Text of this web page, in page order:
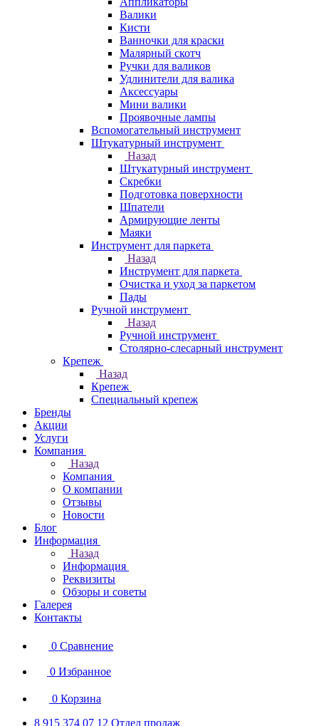
Валики
Кисти
Ванночки для краски
Малярный скотч
Ручки для валиков
Удлинители для валика
Аксессуары
Мини валики
Проявочные лампы
Вспомогательный инструмент
Штукатурный инструмент
Назад
Штукатурный инструмент
Скребки
Подготовка поверхности
Шпатели
Армирующие ленты
Маяки
Инструмент для паркета
Назад
Инструмент для паркета
Очистка и уход за паркетом
Пады
Ручной инструмент
Назад
Ручной инструмент
Столярно-слесарный инструмент
Крепеж
Назад
Крепеж
Специальный крепеж
Бренды
Акции
Услуги
Компания
Назад
Компания
О компании
Отзывы
Новости
Блог
Информация
Назад
Информация
Реквизиты
Обзоры и советы
Галерея
Контакты
0 Сравнение
0 Избранное
0 Корзина
8 915 374 07 12 Отдел продаж